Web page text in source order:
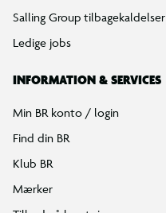
Salling Group tilbagekaldelser
Ledige jobs
INFORMATION & SERVICES
Min BR konto / login
Find din BR
Klub BR
Mærker